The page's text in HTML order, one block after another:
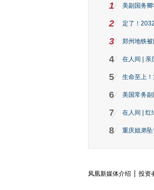
1 美副国务
2 定了！
3 郑州地铁
4 在人间 | 亲
5 生命至上
6 美国常务
7 在人间 | 红
8 重庆姐弟
凤凰新媒体介绍 投资